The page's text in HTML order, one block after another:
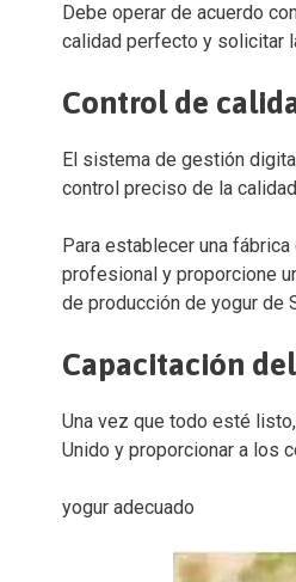
Debe operar de acuerdo
calidad perfecto y solicitar
Control de
El sistema de gestión
control preciso de la
Para establecer una
profesional y proporcione
de producción de yogur de
Capacitación
Una vez que todo esté
Unido y proporcionar a los
yogur adecuado